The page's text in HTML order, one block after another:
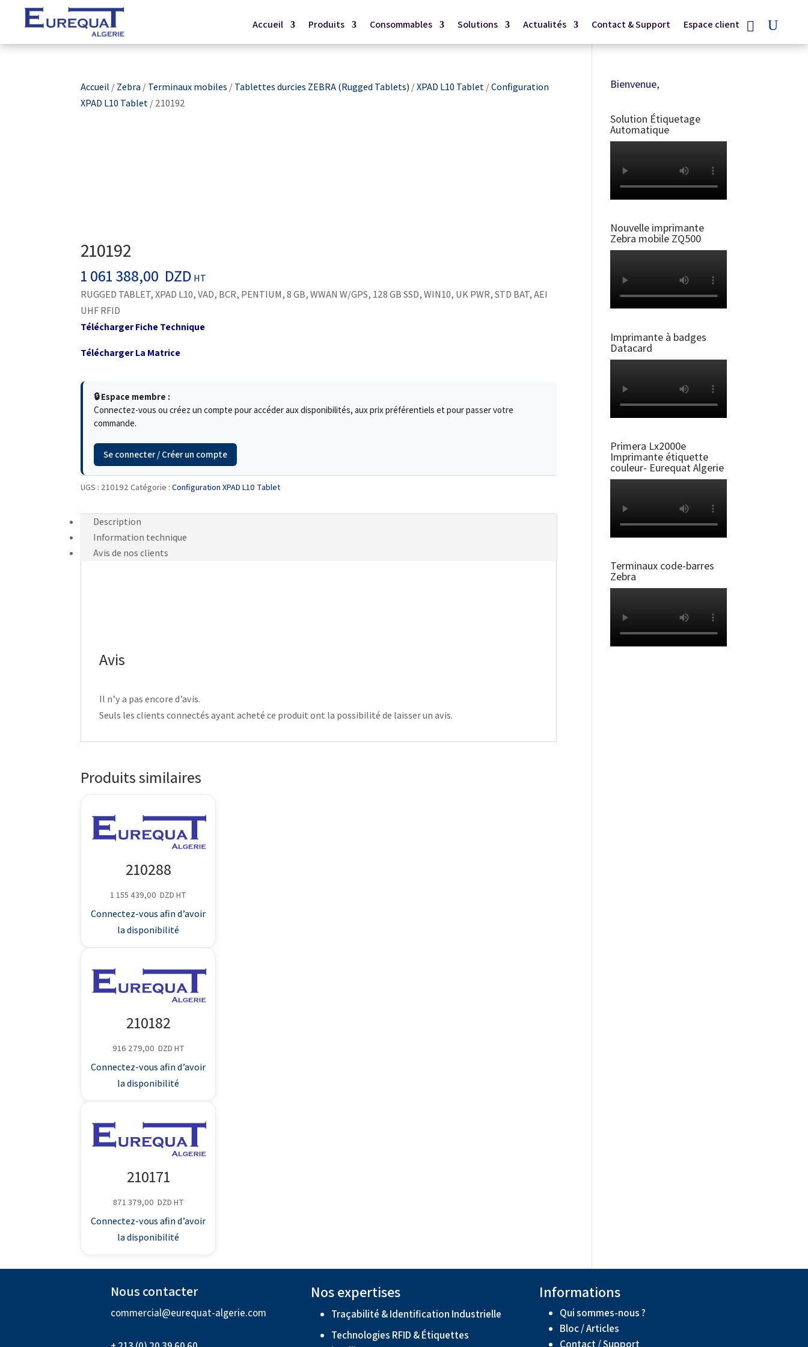
Accueil Produits Consommables Solutions Actualités Contact & Support Espace client
Accueil /Zebra/Terminaux mobiles /Tablettes durcies ZEBRA (Rugged Tablets)/XPAD L10 Tablet/Configuration
XPAD L10 Tablet/ 210192
210192
1 061 388,00 DZD HT
RUGGED TABLET, XPAD L10, VAD, BCR, PENTIUM, 8 GB, WWAN W/GPS, 128 GB SSD, WIN10, UK PWR, STD BAT, AEI
UHF RFID
Télécharger Fiche Technique
Télécharger La Matrice
🔒 Espace membre :
Connectez-vous ou créez un compte pour accéder aux disponibilités, aux prix préférentiels et pour passer votre
commande.
Se connecter / Créer un compte
UGS : 210192 Catégorie :Configuration XPAD L10 Tablet
Description
Information technique
Avis de nos clients
Avis
Il n’y a pas encore d’avis.
Seuls les clients connectés ayant acheté ce produit ont la possibilité de laisser un avis.
Produits similaires
210288
1 155 439,00 DZD HT
Connectez-vous afin d’avoir
la disponibilité
210182
916 279,00 DZD HT
Connectez-vous afin d’avoir
la disponibilité
210171
871 379,00 DZD HT
Connectez-vous afin d’avoir
la disponibilité
Bienvenue,
Solution Étiquetage
Automatique
Nouvelle imprimante
Zebra mobile ZQ500
Imprimante à badges
Datacard
Primera Lx2000e
Imprimante étiquette
couleur- Eurequat Algerie
Terminaux code-barres
Zebra
Nous contacter
commercial@eurequat-algerie.com
Nos expertises
Traçabilité & Identification Industrielle
Technologies RFID & Étiquettes
Informations
Qui sommes-nous ?
Bloc / Articles
Contact / Support